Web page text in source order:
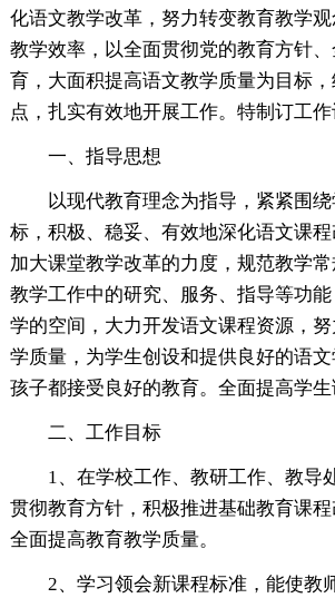
化语文教学改革，努力转变教育教学
教学效率，以全面贯彻党的教育方针
育，大面积提高语文教学质量为目标
点，扎实有效地开展工作。特制订工作
一、指导思想
以现代教育理念为指导，紧紧围
标，积极、稳妥、有效地深化语文课
加大课堂教学改革的力度，规范教学
教学工作中的研究、服务、指导等功
学的空间，大力开发语文课程资源，
学质量，为学生创设和提供良好的语
孩子都接受良好的教育。全面提高学生
二、工作目标
1、在学校工作、教研工作、教导
贯彻教育方针，积极推进基础教育课程
全面提高教育教学质量。
2、学习领会新课程标准，能使教